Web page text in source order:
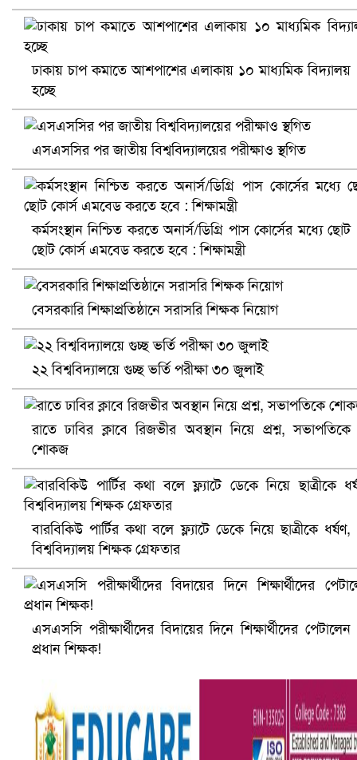
খুলনায় বিএনপি অফিসে গুলি-বোমা হামলা, নিহত ১
প্রোটিয়াদের হারিয়ে বিশ্বকাপের শিরোপা ঘরে তুলল ভারত
সৌদিতে ব্যাপক ধরপাকড়, এক সপ্তাহেই ২১ হাজারের বেশি
ঢাকায় চাপ কমাতে আশপাশের এলাকায় ১০ মাধ্যমিক বিদ্যালয়
হচ্ছে
এসএসসির পর জাতীয় বিশ্ববিদ্যালয়ের পরীক্ষাও স্থগিত
কর্মসংস্থান নিশ্চিত করতে অনার্স/ডিগ্রি পাস কোর্সের মধ্যে ছোট
ছোট কোর্স এমবেড করতে হবে : শিক্ষামন্ত্রী
বেসরকারি শিক্ষাপ্রতিষ্ঠানে সরাসরি শিক্ষক নিয়োগ
২২ বিশ্ববিদ্যালয়ে গুচ্ছ ভর্তি পরীক্ষা ৩০ জুলাই
রাতে ঢাবির ক্লাবে রিজভীর অবস্থান নিয়ে প্রশ্ন, সভাপতিকে
শোকজ
বারবিকিউ পার্টির কথা বলে ফ্ল্যাটে ডেকে নিয়ে ছাত্রীকে ধর্ষণ,
বিশ্ববিদ্যালয় শিক্ষক গ্রেফতার
এসএসসি পরীক্ষার্থীদের বিদায়ের দিনে শিক্ষার্থীদের পেটালেন
প্রধান শিক্ষক!